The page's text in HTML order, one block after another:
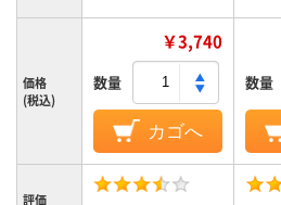
価格
(税込)
￥3,740
数量
カゴへ
数量
評価